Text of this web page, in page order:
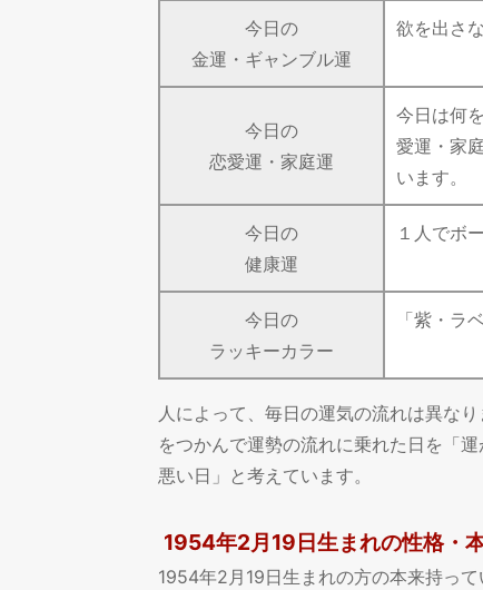
今日の
金運・ギャンブル運
欲を出さ
今日の
恋愛運・家庭運
今日は何
愛運・家
います。
今日の
健康運
１人でボ
今日の
ラッキーカラー
「紫・ラ
人によって、毎日の運気の流れは異な
をつかんで運勢の流れに乗れた日を「
悪い日」と考えています。
1954年2月19日生まれの性格・
1954年2月19日生まれの方の本来持っ